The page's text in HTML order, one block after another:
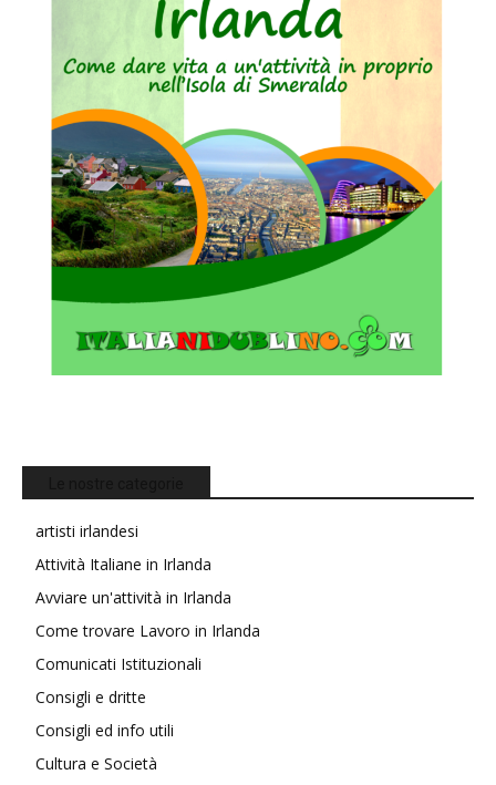
artisti irlandesi
Attività Italiane in Irlanda
Avviare un'attività in Irlanda
Come trovare Lavoro in Irlanda
Comunicati Istituzionali
Consigli e dritte
Consigli ed info utili
Cultura e Società